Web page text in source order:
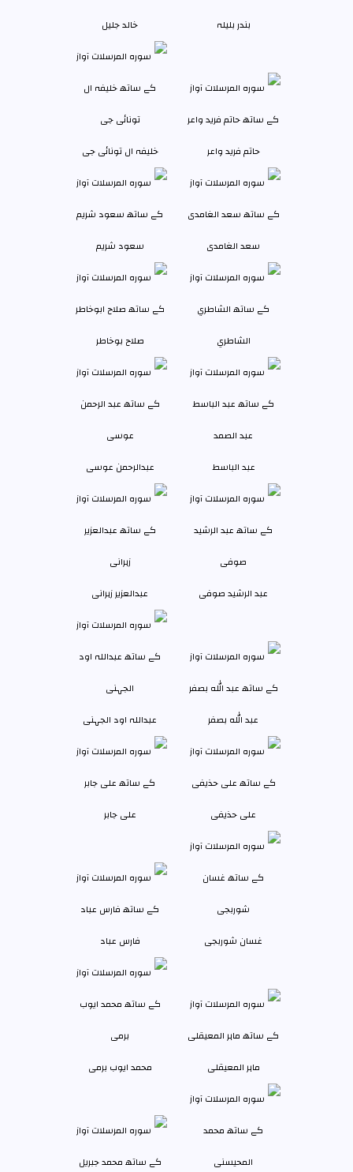
بندر بليلہ خالد جليل
حاتم فرید واعر خلیفہ ال تونائی جی
سعد الغامدی سعود شريم
الشاطري صلاح بوخاطر
عبد الباسط عبدالرحمن عوسی
عبد الرشید صوفی عبدالعزیر زہرانى
عبد الله بصفر عبداللہ اود الجہنی
علی حذیفی علی جابر
غسان شوربجی فارس عباد
ماہر المعیقلی محمد ایوب برمی